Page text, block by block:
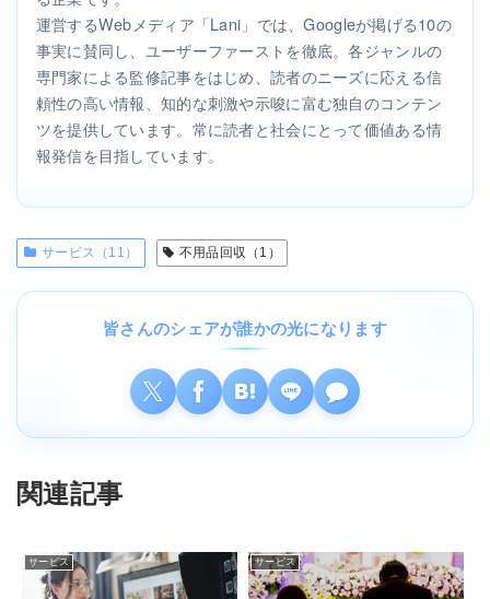
運営するWebメディア「Lani」では、Googleが掲げる10の
事実に賛同し、ユーザーファーストを徹底。各ジャンルの
専門家による監修記事をはじめ、読者のニーズに応える信
頼性の高い情報、知的な刺激や示唆に富む独自のコンテン
ツを提供しています。常に読者と社会にとって価値ある情
報発信を目指しています。
サービス（11） 不用品回収（1）
皆さんのシェアが誰かの光になります
関連記事
サービス サービス